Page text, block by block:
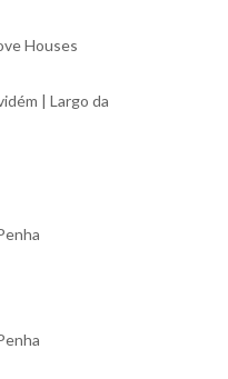
Houses
| Largo da